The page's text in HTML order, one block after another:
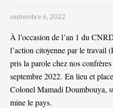
septembre 6, 2022
À l’occasion de l’an 1 du
l’action citoyenne par le travail
pris la parole chez nos
septembre 2022. En lieu et
Colonel Mamadi Doumbouya,
mine le pays.